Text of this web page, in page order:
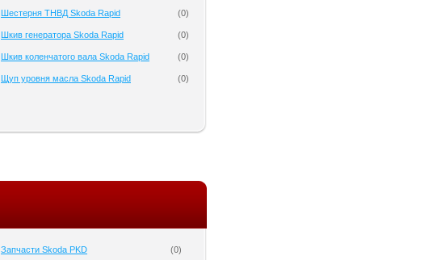
Шестерня ТНВД Skoda Rapid (0)
Шкив генератора Skoda Rapid (0)
Шкив коленчатого вала Skoda Rapid (0)
Щуп уровня масла Skoda Rapid (0)
Запчасти Skoda PKD (0)